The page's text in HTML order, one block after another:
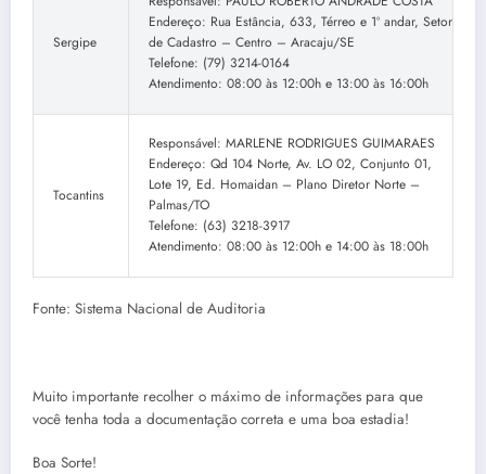
Sergipe
Endereço: Rua Estância, 633, Térreo e 1º andar, Setor
de Cadastro – Centro – Aracaju/SE
Telefone: (79) 3214-0164
Atendimento: 08:00 às 12:00h e 13:00 às 16:00h
Tocantins
Responsável: MARLENE RODRIGUES GUIMARAES
Endereço: Qd 104 Norte, Av. LO 02, Conjunto 01,
Lote 19, Ed. Homaidan – Plano Diretor Norte –
Palmas/TO
Telefone: (63) 3218-3917
Atendimento: 08:00 às 12:00h e 14:00 às 18:00h
Fonte: Sistema Nacional de Auditoria
Muito importante recolher o máximo de informações para que
você tenha toda a documentação correta e uma boa estadia!
Boa Sorte!